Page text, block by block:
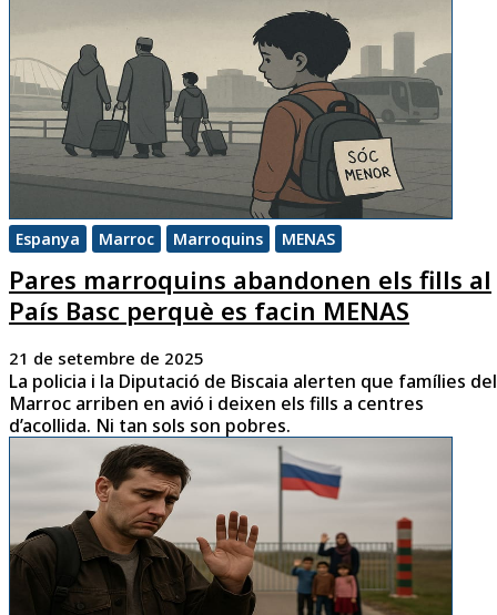
Espanya Marroc Marroquins MENAS
Pares marroquins abandonen els fills al
País Basc perquè es facin MENAS
21 de setembre de 2025
La policia i la Diputació de Biscaia alerten que famílies del
Marroc arriben en avió i deixen els fills a centres
d’acollida. Ni tan sols son pobres.